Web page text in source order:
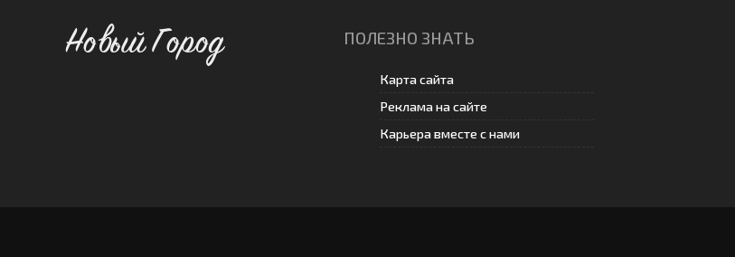
Новый Город ПОЛЕЗНО ЗНАТЬ
Карта сайта
Реклама на сайте
Карьера вместе с нами